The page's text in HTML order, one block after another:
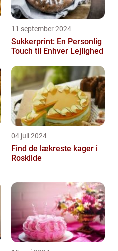
11 september 2024
Sukkerprint: En Personlig
Touch til Enhver Lejlighed
04 juli 2024
Find de lækreste kager i
Roskilde